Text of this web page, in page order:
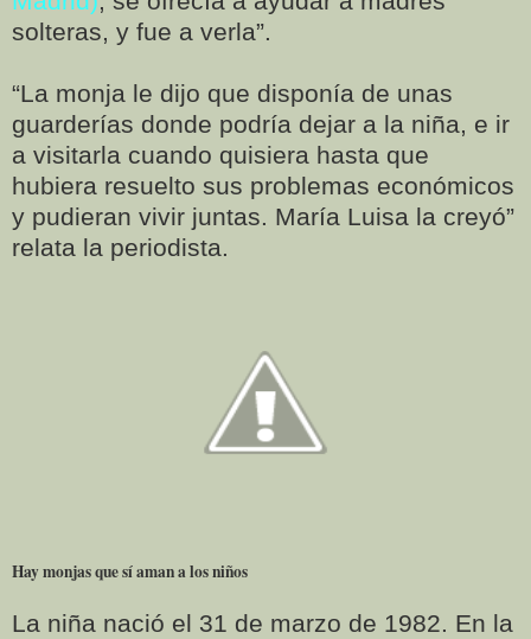
solteras, y fue a verla”.
“La monja le dijo que disponía de unas
guarderías donde podría dejar a la niña, e ir
a visitarla cuando quisiera hasta que
hubiera resuelto sus problemas económicos
y pudieran vivir juntas. María Luisa la creyó”
relata la periodista.
Hay monjas que sí aman a los niños
La niña nació el 31 de marzo de 1982. En la